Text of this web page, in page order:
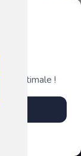
optimale !